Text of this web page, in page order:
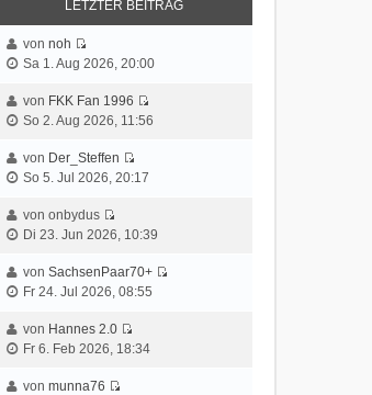
LETZTER BEITRAG
vonnoh
Sa 1. Aug 2026, 20:00
von FKK Fan 1996
So 2. Aug 2026, 11:56
von Der_Steffen
So 5. Jul 2026, 20:17
von onbydus
Di 23. Jun 2026, 10:39
vonSachsenPaar70+
Fr 24. Jul 2026, 08:55
von Hannes 2.0
Fr 6. Feb 2026, 18:34
vonmunna76